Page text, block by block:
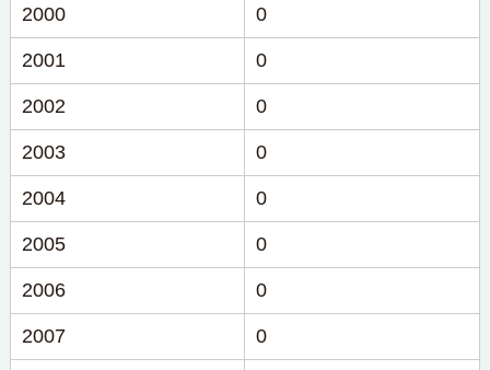
2000 0
2001 0
2002 0
2003 0
2004 0
2005 0
2006 0
2007 0